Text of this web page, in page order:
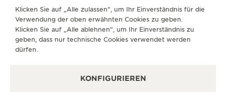
DEN NEWSLETTER ABONNIEREN
Klicken Sie auf „Alle zulassen“, um Ihr Einverständnis für die
Verwendung der oben erwähnten Cookies zu geben.
Klicken Sie auf „Alle ablehnen“, um Ihr Einverständnis zu
geben, dass nur technische Cookies verwendet werden
dürfen.
KONFIGURIEREN